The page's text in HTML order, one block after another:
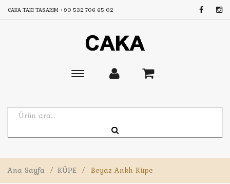
CAKA TAKI TASARIM +90 532 706 65 02
Toggle
Ana Sayfa / KÜPE / Beyaz Ankh Küpe